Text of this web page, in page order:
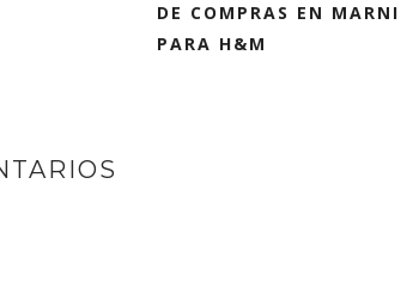
DE COMPRAS EN MARNI
PARA H&M